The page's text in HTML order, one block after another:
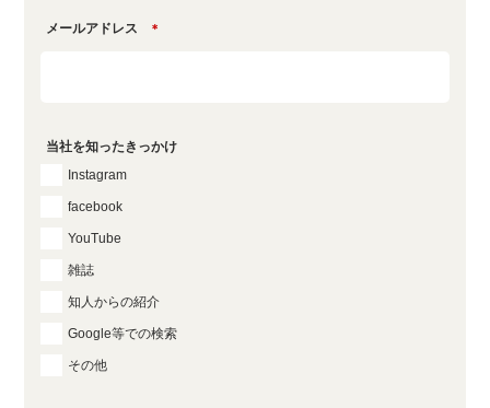
メールアドレス ＊
当社を知ったきっかけ
Instagram
facebook
YouTube
雑誌
知人からの紹介
Google等での検索
その他